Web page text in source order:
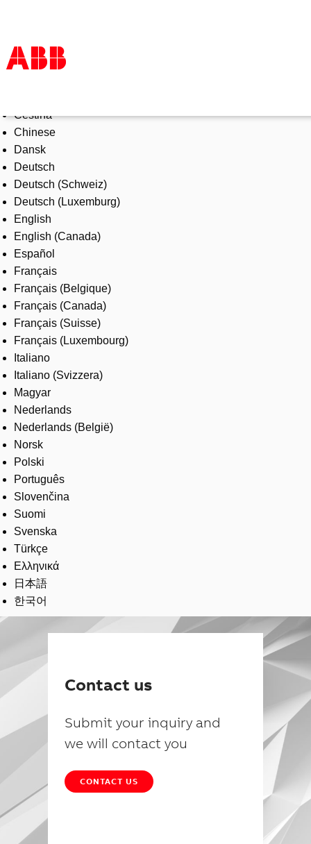
Products & Solutions
Industries
Services
About us
Where to buy
Contact us
Careers
Čeština
Chinese
Dansk
Deutsch
Deutsch (Schweiz)
Deutsch (Luxemburg)
English
English (Canada)
Español
Français
Français (Belgique)
Français (Canada)
Français (Suisse)
Français (Luxembourg)
Italiano
Italiano (Svizzera)
Magyar
Nederlands
Nederlands (België)
Norsk
Polski
Português
Slovenčina
Suomi
Svenska
Türkçe
Ελληνικά
日本語
한국어
Contact us
Submit your inquiry and
we will contact you
CONTACT US